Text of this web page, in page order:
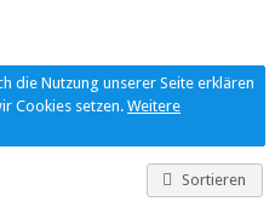
die Nutzung unserer Seite erklären
Cookies setzen. Weitere
Sortieren